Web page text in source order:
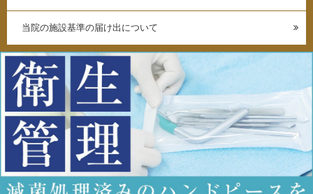
当院の施設基準の届け出について